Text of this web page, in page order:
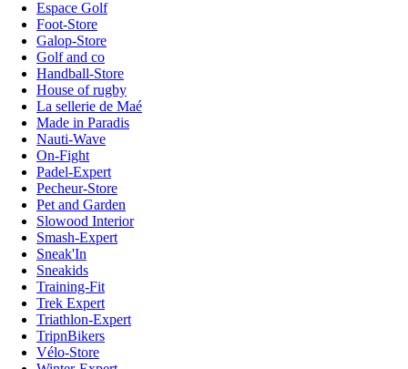
Espace Golf
Foot-Store
Galop-Store
Golf and co
Handball-Store
House of rugby
La sellerie de Maé
Made in Paradis
Nauti-Wave
On-Fight
Padel-Expert
Pecheur-Store
Pet and Garden
Slowood Interior
Smash-Expert
Sneak'In
Sneakids
Training-Fit
Trek Expert
Triathlon-Expert
TripnBikers
Vélo-Store